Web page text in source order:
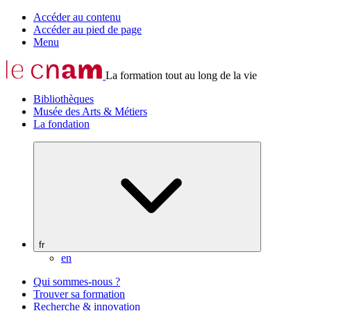
Accéder au contenu
Accéder au pied de page
Menu
La formation tout au long de la vie
Bibliothèques
Musée des Arts & Métiers
La fondation
fr
en
Qui sommes-nous ?
Trouver sa formation
Recherche & innovation